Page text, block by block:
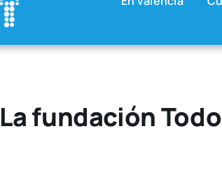
La fundación